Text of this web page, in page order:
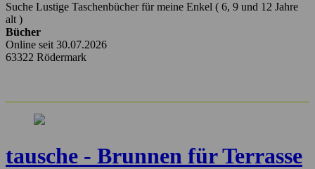
Suche Lustige Taschenbücher für meine Enkel ( 6, 9 und 12 Jahre
alt )
Bücher
Online seit 30.07.2026
63322 Rödermark
tausche - Brunnen für Terrasse